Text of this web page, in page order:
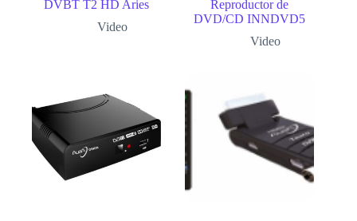
DVBT T2 HD Aries
Video
Reproductor de
DVD/CD INNDVD5
Video